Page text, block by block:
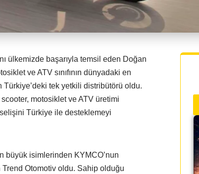
ülkemizde başarıyla temsil eden Doğan
ve ATV sınıfının dünyadaki en
Türkiye’deki tek yetkili distribütörü oldu.
motosiklet ve ATV üretimi
Türkiye ile desteklemeyi
büyük isimlerinden KYMCO’nun
Otomotiv oldu. Sahip olduğu